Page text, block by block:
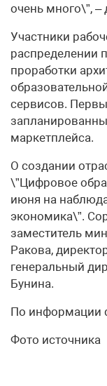
очень много\”, –
Участники
распределении
проработки
сервисов.
маркетплейса.
О создании
\”Цифровое
июня на
экономика\”.
заместитель
Ракова,
генеральный
Бунина.
По информации
Фото источника